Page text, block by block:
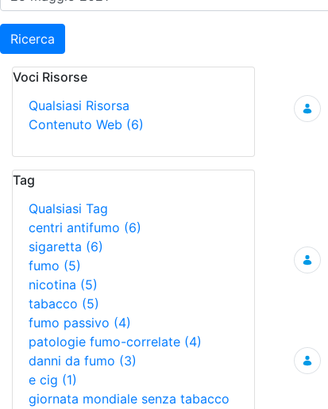
Ricerca
Voci Risorse
Qualsiasi Risorsa
Contenuto Web (6)
Tag
Qualsiasi Tag
centri antifumo (6)
sigaretta (6)
fumo (5)
nicotina (5)
tabacco (5)
fumo passivo (4)
patologie fumo-correlate (4)
danni da fumo (3)
e cig (1)
giornata mondiale senza tabacco
Ricerca